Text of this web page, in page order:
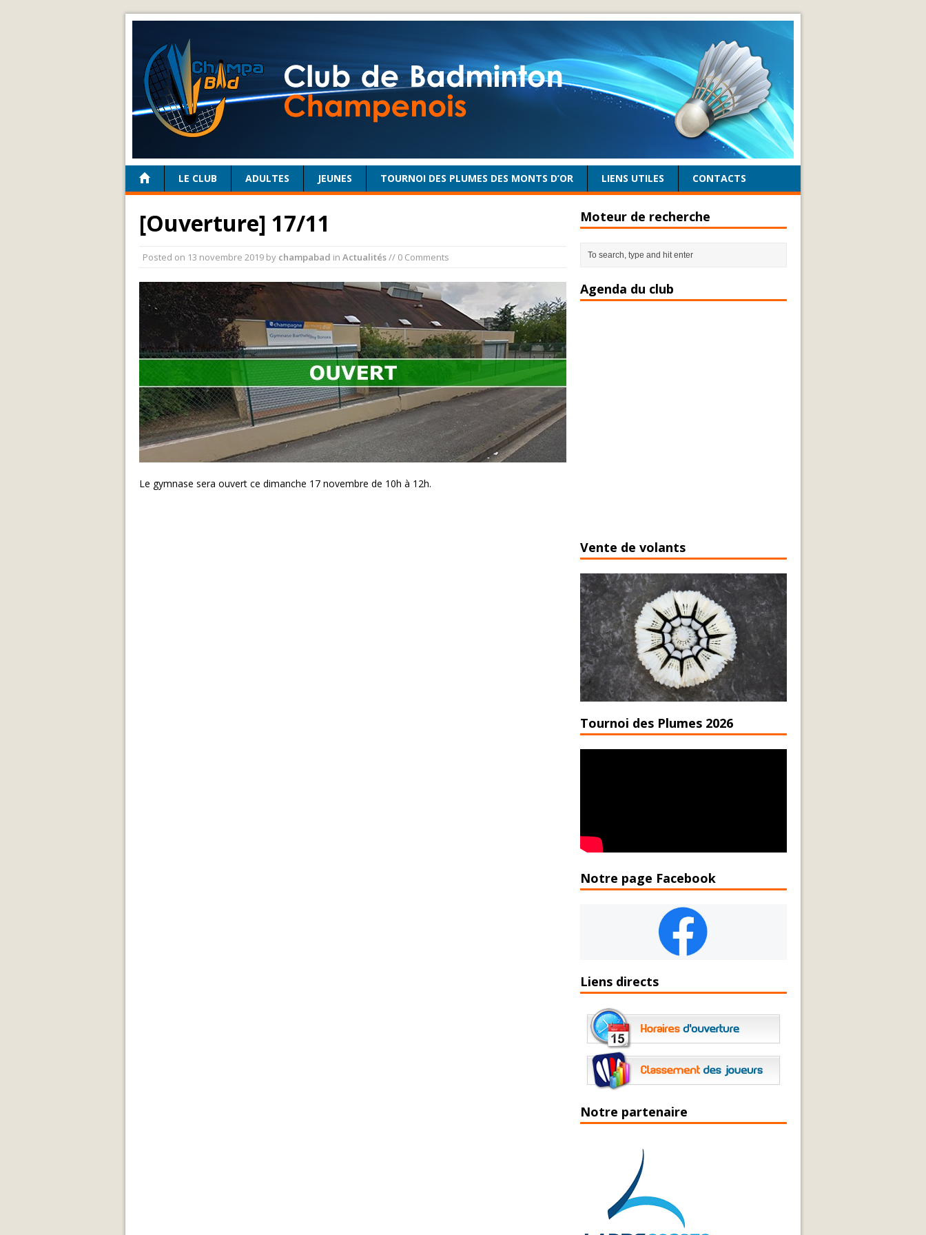
LE CLUB ADULTES JEUNES TOURNOI DES PLUMES DES MONTS D’OR LIENS UTILES CONTACTS
[Ouverture] 17/11
Posted on 13 novembre 2019 by champabad in Actualités// 0 Comments
Le gymnase sera ouvert ce dimanche 17 novembre de 10h à 12h.
Moteur de recherche
Agenda du club
Vente de volants
Tournoi des Plumes 2026
Notre page Facebook
Liens directs
Notre partenaire